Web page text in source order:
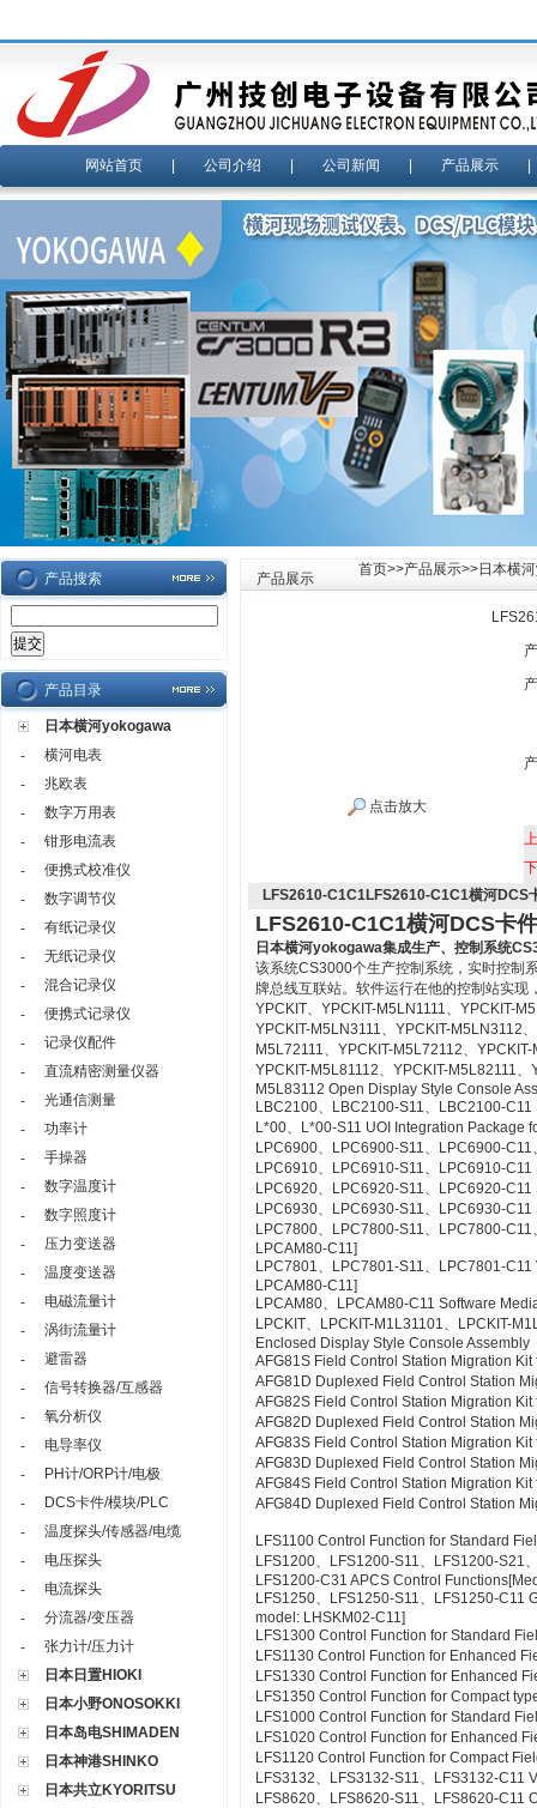
网站首页 公司介绍 公司新闻 产品展示
产品搜索
产品目录
日本横河yokogawa
-
横河电表
-
兆欧表
-
数字万用表
-
钳形电流表
-
便携式校准仪
-
数字调节仪
-
有纸记录仪
-
无纸记录仪
-
混合记录仪
-
便携式记录仪
-
记录仪配件
-
直流精密测量仪器
-
光通信测量
-
功率计
-
手操器
-
数字温度计
-
数字照度计
-
压力变送器
-
温度变送器
-
电磁流量计
-
涡街流量计
-
避雷器
-
信号转换器/互感器
-
氧分析仪
-
电导率仪
-
PH计/ORP计/电极
-
DCS卡件/模块/PLC
-
温度探头/传感器/电缆
-
电压探头
-
电流探头
-
分流器/变压器
-
张力计/压力计
日本日置HIOKI
日本小野ONOSOKKI
日本岛电SHIMADEN
日本神港SHINKO
日本共立KYORITSU
产品展示
首页>>产品展示>>日本横
点击放大
LFS2610-C1C1LFS2610-C1C1横河DCS
LFS2610-C1C1横河DCS卡件
日本横河yokogawa集成生产、控制系统
该系统CS3000个生产控制系统，实时控制
牌总线互联站。软件运行在他的控制站实
YPCKIT、YPCKIT-M5LN1111、YPCKIT-
YPCKIT-M5LN3111、YPCKIT-M5LN3112
M5L72111、YPCKIT-M5L72112、
YPCKIT-M5L81112、YPCKIT-M5L82111
M5L83112 Open Display Style Console
LBC2100、LBC2100-S11、LBC2100-
L*00、L*00-S11 UOI Integration Package
LPC6900、LPC6900-S11、LPC6900-
LPC6910、LPC6910-S11、LPC6910-
LPC6920、LPC6920-S11、LPC6920-
LPC6930、LPC6930-S11、LPC6930-
LPC7800、LPC7800-S11、LPC7800-
LPCAM80-C11]
LPC7801、LPC7801-S11、LPC7801-
LPCAM80-C11]
LPCAM80、LPCAM80-C11 Software
LPCKIT、LPCKIT-M1L31101、LPCKIT-
Enclosed Display Style Console Assembly
AFG81S Field Control Station Migration Kit
AFG81D Duplexed Field Control Station
AFG82S Field Control Station Migration Kit
AFG82D Duplexed Field Control Station
AFG83S Field Control Station Migration Kit
AFG83D Duplexed Field Control Station
AFG84S Field Control Station Migration Kit
AFG84D Duplexed Field Control Station
LFS1100 Control Function for Standard
LFS1200、LFS1200-S11、LFS1200-S21
LFS1200-C31 APCS Control
LFS1250、LFS1250-S11、LFS1250-C11
model: LHSKM02-C11]
LFS1300 Control Function for Standard
LFS1130 Control Function for Enhanced
LFS1330 Control Function for Enhanced
LFS1350 Control Function for Compact
LFS1000 Control Function for Standard
LFS1020 Control Function for Enhanced
LFS1120 Control Function for Compact
LFS3132、LFS3132-S11、LFS3132-C11
LFS8620、LFS8620-S11、LFS8620-C11